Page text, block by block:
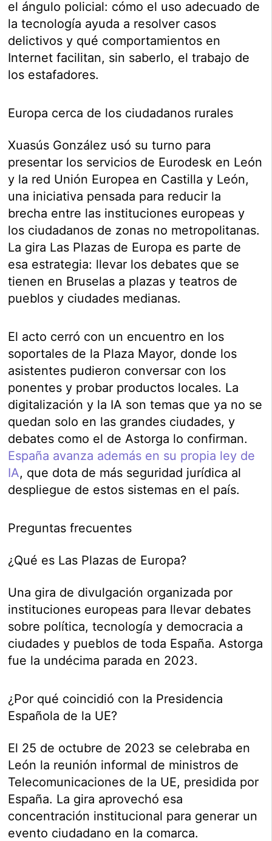
el ángulo policial: cómo el uso adecuado de
la tecnología ayuda a resolver casos
delictivos y qué comportamientos en
Internet facilitan, sin saberlo, el trabajo de
los estafadores.
Europa cerca de los ciudadanos rurales
Xuasús González usó su turno para
presentar los servicios de Eurodesk en León
y la red Unión Europea en Castilla y León,
una iniciativa pensada para reducir la
brecha entre las instituciones europeas y
los ciudadanos de zonas no metropolitanas.
La gira Las Plazas de Europa es parte de
esa estrategia: llevar los debates que se
tienen en Bruselas a plazas y teatros de
pueblos y ciudades medianas.
El acto cerró con un encuentro en los
soportales de la Plaza Mayor, donde los
asistentes pudieron conversar con los
ponentes y probar productos locales. La
digitalización y la IA son temas que ya no se
quedan solo en las grandes ciudades, y
debates como el de Astorga lo confirman.
España avanza además en su propia ley de
IA, que dota de más seguridad jurídica al
despliegue de estos sistemas en el país.
Preguntas frecuentes
¿Qué es Las Plazas de Europa?
Una gira de divulgación organizada por
instituciones europeas para llevar debates
sobre política, tecnología y democracia a
ciudades y pueblos de toda España. Astorga
fue la undécima parada en 2023.
¿Por qué coincidió con la Presidencia
Española de la UE?
El 25 de octubre de 2023 se celebraba en
León la reunión informal de ministros de
Telecomunicaciones de la UE, presidida por
España. La gira aprovechó esa
concentración institucional para generar un
evento ciudadano en la comarca.